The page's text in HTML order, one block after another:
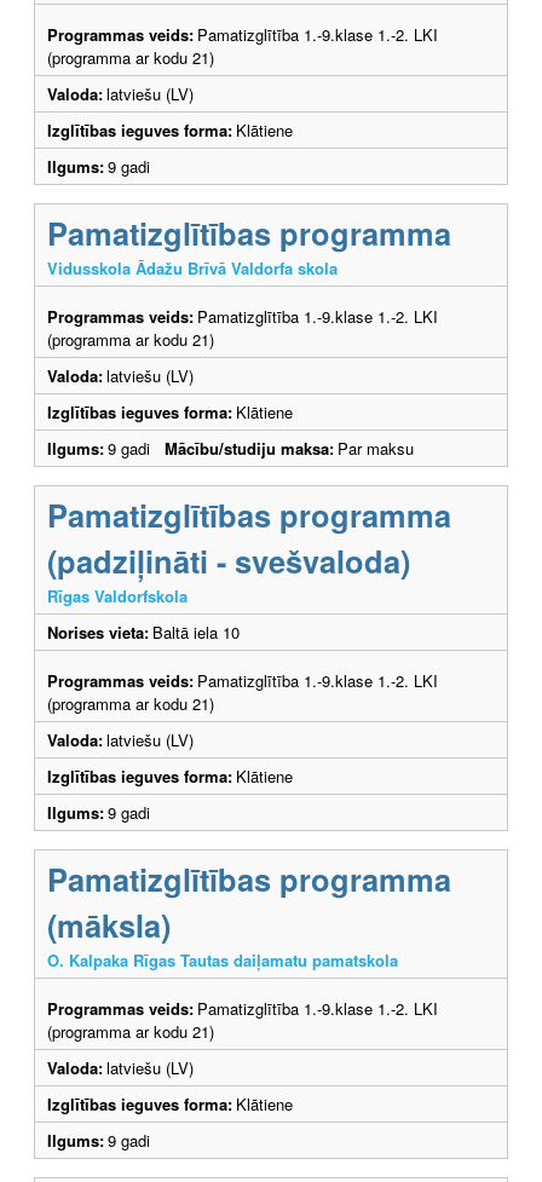
Programmas veids: Pamatizglītība 1.-9.klase 1.-2. LKI
(programma ar kodu 21)
Valoda:latviešu (LV)
Izglītības ieguves forma: Klātiene
Ilgums:9 gadi
Pamatizglītības programma
Vidusskola Ādažu Brīvā Valdorfa skola
Programmas veids: Pamatizglītība 1.-9.klase 1.-2. LKI
(programma ar kodu 21)
Valoda:latviešu (LV)
Izglītības ieguves forma: Klātiene
Ilgums:9 gadi Mācību/studiju maksa: Par maksu
Pamatizglītības programma
(padziļināti - svešvaloda)
Rīgas Valdorfskola
Norises vieta: Baltā iela 10
Programmas veids: Pamatizglītība 1.-9.klase 1.-2. LKI
(programma ar kodu 21)
Valoda:latviešu (LV)
Izglītības ieguves forma: Klātiene
Ilgums:9 gadi
Pamatizglītības programma
(māksla)
O. Kalpaka Rīgas Tautas daiļamatu pamatskola
Programmas veids: Pamatizglītība 1.-9.klase 1.-2. LKI
(programma ar kodu 21)
Valoda:latviešu (LV)
Izglītības ieguves forma: Klātiene
Ilgums:9 gadi